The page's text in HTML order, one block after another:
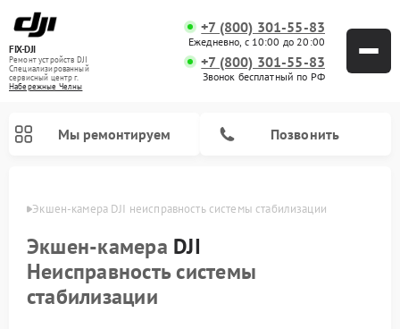
FIX-DJI
Ремонт устройств DJI
Специализированный
cервисный центр г.
Набережные Челны
+7 (800) 301-55-83
Ежедневно, с 10:00 до 20:00
+7 (800) 301-55-83
Звонок бесплатный по РФ
Мы ремонтируем Позвонить
Экшен-камера DJI неисправность системы стабилизации
Экшен-камера DJI
Неисправность системы
стабилизации